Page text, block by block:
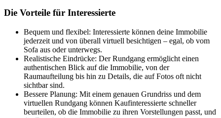
Die Vorteile für Interessierte
Bequem und flexibel: Interessierte können deine Immobilie
jederzeit und von überall virtuell besichtigen – egal, ob vom
Sofa aus oder unterwegs.
Realistische Eindrücke: Der Rundgang ermöglicht einen
authentischen Blick auf die Immobilie, von der
Raumaufteilung bis hin zu Details, die auf Fotos oft nicht
sichtbar sind.
Bessere Planung: Mit einem genauen Grundriss und dem
virtuellen Rundgang können Kaufinteressierte schneller
beurteilen, ob die Immobilie zu ihren Vorstellungen passt, und